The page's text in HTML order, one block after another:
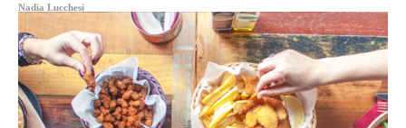
Nadia Lucchesi